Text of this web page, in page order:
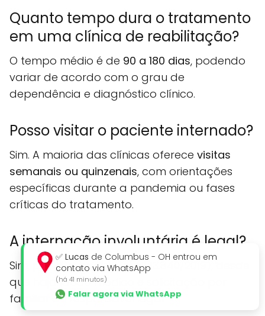
Quanto tempo dura o tratamento
em uma clínica de reabilitação?
O tempo médio é de 90 a 180 dias, podendo
variar de acordo com o grau de
dependência e diagnóstico clínico.
Posso visitar o paciente internado?
Sim. A maioria das clínicas oferece visitas
semanais ou quinzenais, com orientações
específicas durante a pandemia ou fases
críticas do tratamento.
A internação involuntária é legal?
Sim, prevista por lei (Lei nº 13.840/2019), desde
que haja laudo médico e solicitação por
familiar ou responsável legal.
✅ Lucas de Columbus - OH entrou em
contato via WhatsApp
(há 41 minutos)
Falar agora via WhatsApp